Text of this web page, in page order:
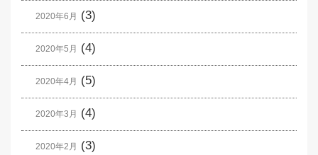
2020年6月 (3)
2020年5月 (4)
2020年4月 (5)
2020年3月 (4)
2020年2月 (3)